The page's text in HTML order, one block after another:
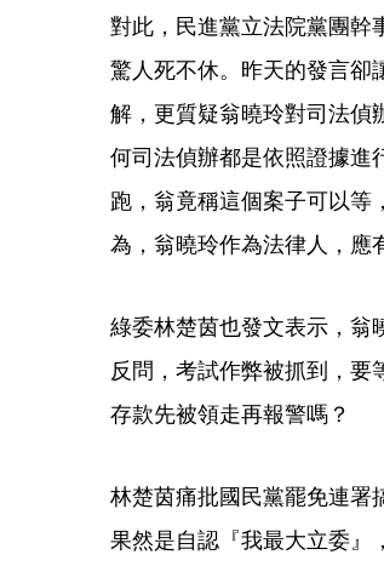
對此，民進黨立法院黨團幹
驚人死不休。昨天的發言卻
解，更質疑翁曉玲對司法偵
何司法偵辦都是依照證據進
跑，翁竟稱這個案子可以等
為，翁曉玲作為法律人，應
綠委林楚茵也發文表示，翁
反問，考試作弊被抓到，
存款先被領走再報警嗎？
林楚茵痛批國民黨罷免連署
果然是自認『我最大立委』